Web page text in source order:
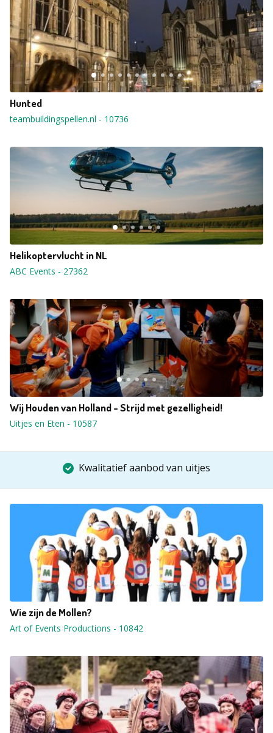
Hunted
teambuildingspellen.nl - 10736
Helikoptervlucht in NL
ABC Events - 27362
Wij Houden van Holland - Strijd met gezelligheid!
Uitjes en Eten - 10587
Kwalitatief aanbod van uitjes
Wie zijn de Mollen?
Art of Events Productions - 10842